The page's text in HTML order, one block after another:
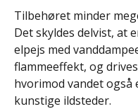
Tilbehøret minder
Det skyldes delvist, at
elpejs med
flammeeffekt, og
hvorimod vandet også
kunstige ildsteder.